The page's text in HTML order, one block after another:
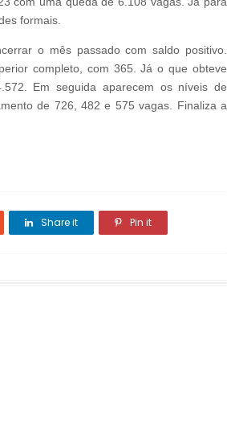
formais.
o mês passado com saldo positivo.
completo, com 365. Já o que obteve
Em seguida aparecem os níveis de
de 726, 482 e 575 vagas. Finaliza a
Share it Pin it